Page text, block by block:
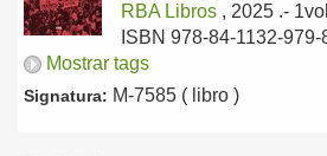
RBA Libros , 2025 .-
ISBN 978-84-1132-979-
Mostrar tags
Signatura: M-7585 ( libro )